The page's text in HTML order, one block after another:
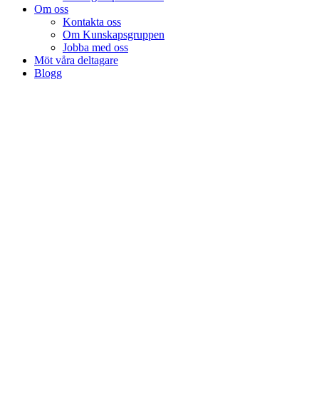
Om oss
Kontakta oss
Om Kunskapsgruppen
Jobba med oss
Möt våra deltagare
Blogg